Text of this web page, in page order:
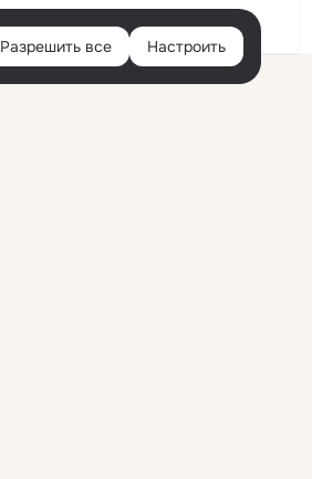
Войти
Разрешить все Настроить